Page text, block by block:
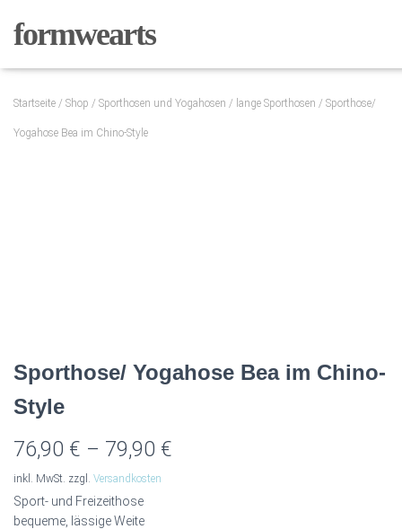
formwearts
Startseite / Shop / Sporthosen und Yogahosen / lange Sporthosen / Sporthose/
Yogahose Bea im Chino-Style
Sporthose/ Yogahose Bea im Chino-
Style
76,90 € – 79,90 €
inkl. MwSt. zzgl. Versandkosten
Sport- und Freizeithose
bequeme, lässige Weite